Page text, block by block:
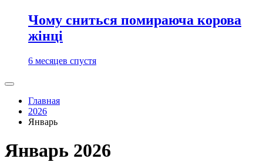
Чому сниться помираюча корова
жінці
6 месяцев спустя
Главная
2026
Январь
Январь 2026